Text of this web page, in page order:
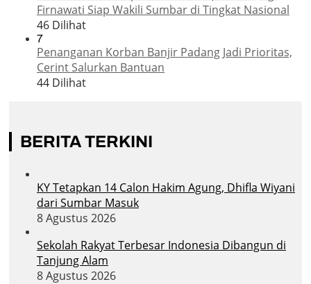
Firnawati Siap Wakili Sumbar di Tingkat Nasional
46 Dilihat
7
Penanganan Korban Banjir Padang Jadi Prioritas,
Cerint Salurkan Bantuan
44 Dilihat
BERITA TERKINI
KY Tetapkan 14 Calon Hakim Agung, Dhifla Wiyani
dari Sumbar Masuk
8 Agustus 2026
Sekolah Rakyat Terbesar Indonesia Dibangun di
Tanjung Alam
8 Agustus 2026